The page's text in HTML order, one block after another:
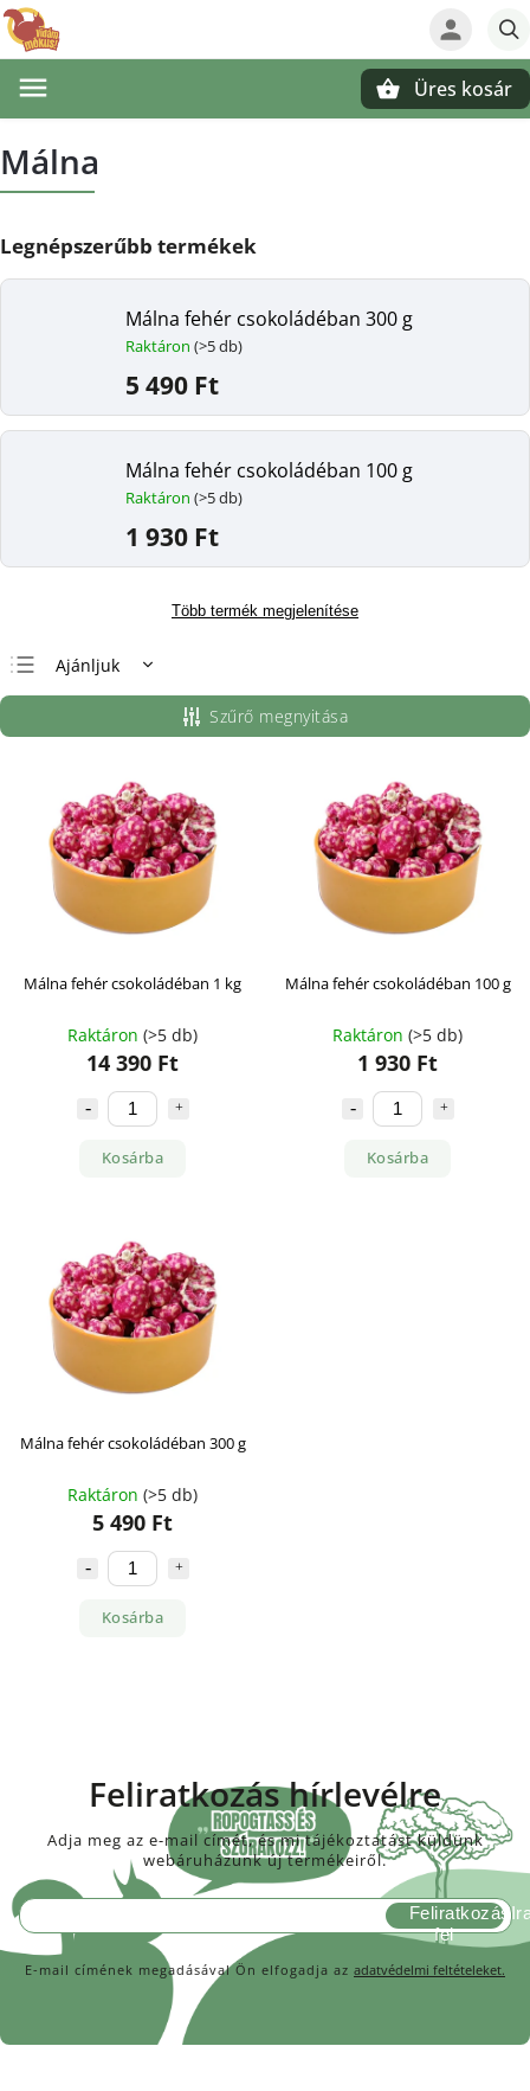
Üres kosár
Málna
Legnépszerűbb termékek
Málna fehér csokoládéban 300 g
Raktáron (>5 db)
5 490 Ft
Málna fehér csokoládéban 100 g
Raktáron (>5 db)
1 930 Ft
Több termék megjelenítése
Ajánljuk
Legolcsóbb elöl
Legdrágább
termékek
ABC szerint
Szűrő megnyitása
Málna fehér csokoládéban 1 kg
Raktáron (>5 db)
14 390 Ft
Kosárba
Málna fehér csokoládéban 100 g
Raktáron (>5 db)
1 930 Ft
Kosárba
Málna fehér csokoládéban 300 g
Raktáron (>5 db)
5 490 Ft
Kosárba
Feliratkozás hírlevélre
Adja meg az e-mail címét, és mi tájékoztatást küldünk
webáruházunk új termékeiről.
E-mail címének megadásával Ön elfogadja az adatvédelmi feltételeket.
Feliratkozás